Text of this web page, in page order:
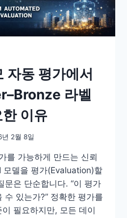
자동 평가에서
라벨
이유
년 2월 8일
를 가능하게 만드는 신뢰
델을 평가(Evaluation)할
문은 단순합니다. “이 평가
수 있는가?” 정확한 평가를
필요하지만, 모든 데이